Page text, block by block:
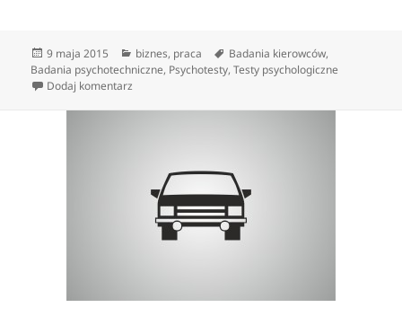
Data
publikacji
9 maja 2015 Kategorie
biznes, praca Tagi
Badania kierowców,
Badania psychotechniczne, Psychotesty,Testy psychologiczne
Dodaj komentarz